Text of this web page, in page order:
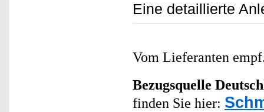
Eine detaillierte
Vom Lieferanten
Bezugsquelle
finden Sie hier: